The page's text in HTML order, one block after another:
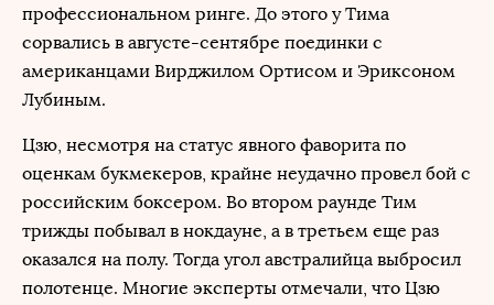
профессиональном ринге. До этого у Тима
сорвались в августе-сентябре поединки с
американцами Вирджилом Ортисом и Эриксоном
Лубиным.
Цзю, несмотря на статус явного фаворита по
оценкам букмекеров, крайне неудачно провел бой с
российским боксером. Во втором раунде Тим
трижды побывал в нокдауне, а в третьем еще раз
оказался на полу. Тогда угол австралийца выбросил
полотенце. Многие эксперты отмечали, что Цзю